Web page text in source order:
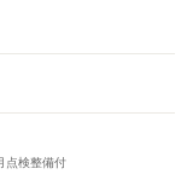
点検整備付